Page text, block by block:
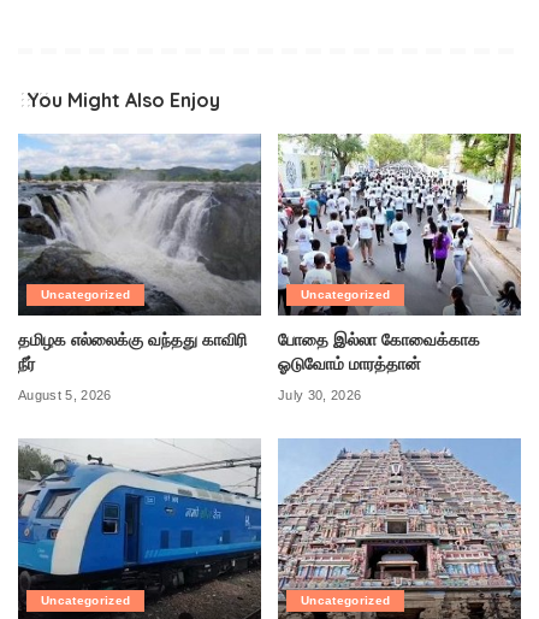
You Might Also Enjoy
Uncategorized
தமிழக எல்லைக்கு வந்தது காவிரி
நீர்
August 5, 2026
Uncategorized
போதை இல்லா கோவைக்காக
ஓடுவோம் மாரத்தான்
July 30, 2026
Uncategorized Uncategorized